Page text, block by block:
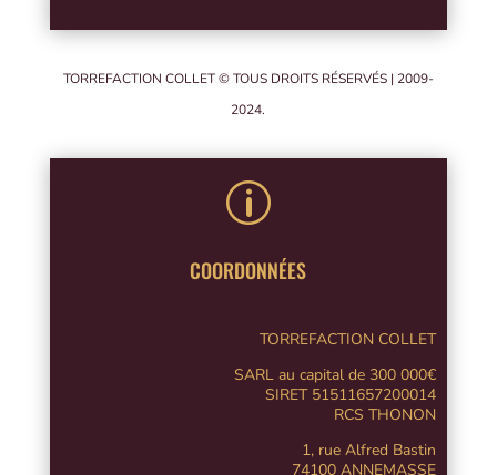
TORREFACTION COLLET © TOUS DROITS RÉSERVÉS | 2009-
2024.
p
COORDONNÉES
TORREFACTION COLLET
SARL au capital de 300 000€
SIRET 51511657200014
RCS THONON
1, rue Alfred Bastin
74100 ANNEMASSE